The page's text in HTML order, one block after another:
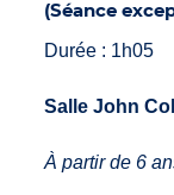
(Séance
Durée : 1h05
Salle John
À partir de 6